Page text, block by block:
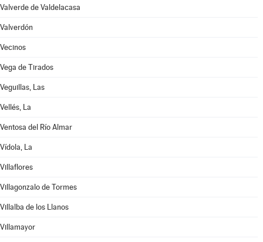
Valverde de Valdelacasa
Valverdón
Vecinos
Vega de Tirados
Veguillas, Las
Vellés, La
Ventosa del Río Almar
Vídola, La
Villaflores
Villagonzalo de Tormes
Villalba de los Llanos
Villamayor